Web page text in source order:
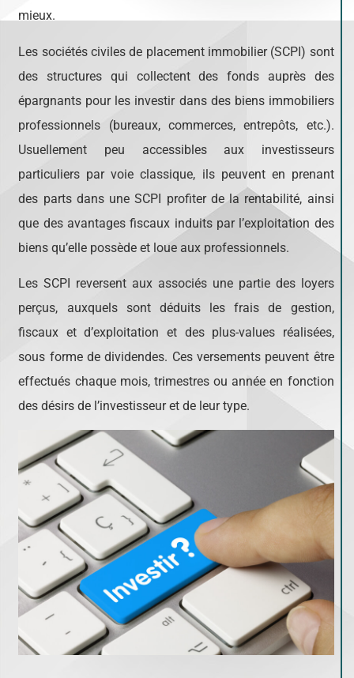
mieux.
Les sociétés civiles de placement immobilier (SCPI) sont
des structures qui collectent des fonds auprès des
épargnants pour les investir dans des biens immobiliers
professionnels (bureaux, commerces, entrepôts, etc.).
Usuellement peu accessibles aux investisseurs
particuliers par voie classique, ils peuvent en prenant
des parts dans une SCPI profiter de la rentabilité, ainsi
que des avantages fiscaux induits par l’exploitation des
biens qu’elle possède et loue aux professionnels.
Les SCPI reversent aux associés une partie des loyers
perçus, auxquels sont déduits les frais de gestion,
fiscaux et d’exploitation et des plus-values réalisées,
sous forme de dividendes. Ces versements peuvent être
effectués chaque mois, trimestres ou année en fonction
des désirs de l’investisseur et de leur type.